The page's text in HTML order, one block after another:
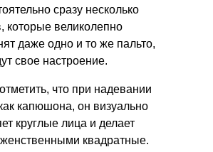
сразу несколько
которые великолепно
даже одно и то же пальто,
свое настроение.
что при надевании
капюшона, он визуально
круглые лица и делает
квадратные.